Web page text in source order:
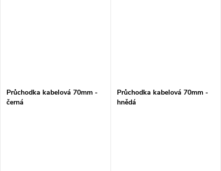
Průchodka kabelová 70mm -
černá
Průchodka kabelová 70mm -
hnědá